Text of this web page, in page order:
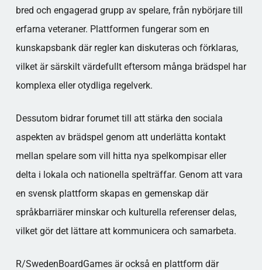
bred och engagerad grupp av spelare, från nybörjare till
erfarna veteraner. Plattformen fungerar som en
kunskapsbank där regler kan diskuteras och förklaras,
vilket är särskilt värdefullt eftersom många brädspel har
komplexa eller otydliga regelverk.
Dessutom bidrar forumet till att stärka den sociala
aspekten av brädspel genom att underlätta kontakt
mellan spelare som vill hitta nya spelkompisar eller
delta i lokala och nationella spelträffar. Genom att vara
en svensk plattform skapas en gemenskap där
språkbarriärer minskar och kulturella referenser delas,
vilket gör det lättare att kommunicera och samarbeta.
R/SwedenBoardGames är också en plattform där